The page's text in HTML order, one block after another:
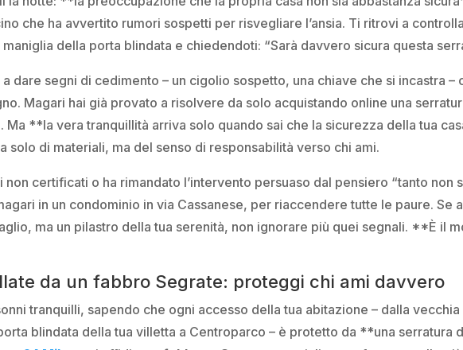
che ha avvertito rumori sospetti per risvegliare l’ansia. Ti ritrovi a
della porta blindata e chiedendoti: “Sarà davvero sicura questa
dare segni di cedimento – un cigolio sospetto, una chiave che si incastra –
Magari hai già provato a risolvere da solo acquistando online una
**la vera tranquillità arriva solo quando sai che la sicurezza della tua
solo di materiali, ma del senso di responsabilità verso chi ami.
certificati o ha rimandato l’intervento persuaso dal pensiero “tanto non
in un condominio in via Cassanese, per riaccendere tutte le paure. Se
ma un pilastro della tua serenità, non ignorare più quei segnali. **È il
da un fabbro Segrate: proteggi chi ami davvero
tranquilli, sapendo che ogni accesso della tua abitazione – dalla vecchia
blindata della tua villetta a Centroparco – è protetto da **una serratura